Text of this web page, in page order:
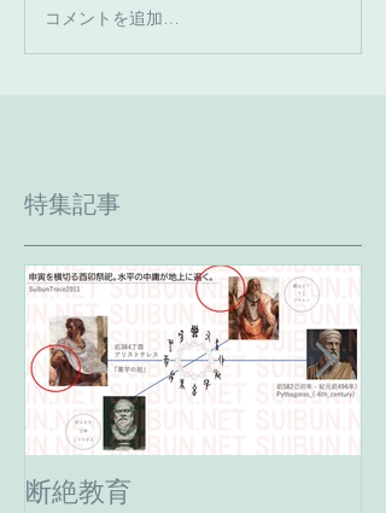
コメントを追加…
特集記事
断絶教育